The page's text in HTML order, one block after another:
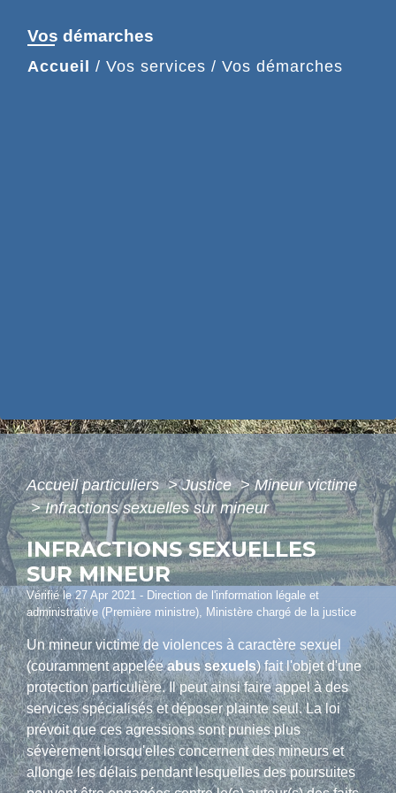
Vos démarches
Accueil / Vos services / Vos démarches
Accueil particuliers> Justice> Mineur victime
> Infractions sexuelles sur mineur
INFRACTIONS SEXUELLES
SUR MINEUR
Vérifié le 27 Apr 2021 - Direction de l'information légale et
administrative (Première ministre), Ministère chargé de la justice
Un mineur victime de violences à caractère sexuel
(couramment appeléeabus sexuels) fait l'objet d'une
protection particulière. Il peut ainsi faire appel à des
services spécialisés et déposer plainte seul. La loi
prévoit que ces agressions sont punies plus
sévèrement lorsqu'elles concernent des mineurs et
allonge les délais pendant lesquelles des poursuites